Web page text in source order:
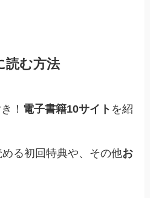
読む方法
！ 電子書籍10サイト を紹
める初回特典や、その他お